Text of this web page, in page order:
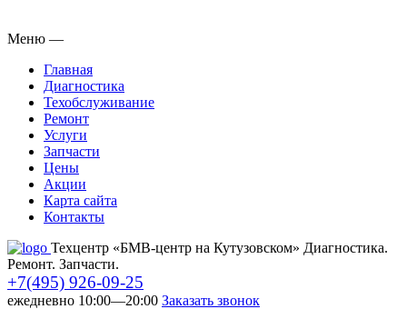
Меню —
Главная
Диагностика
Техобслуживание
Ремонт
Услуги
Запчасти
Цены
Акции
Карта сайта
Контакты
Техцентр «БМВ-центр на Кутузовском» Диагностика.
Ремонт. Запчасти.
+7(495) 926-09-25
ежедневно 10:00—20:00 Заказать звонок